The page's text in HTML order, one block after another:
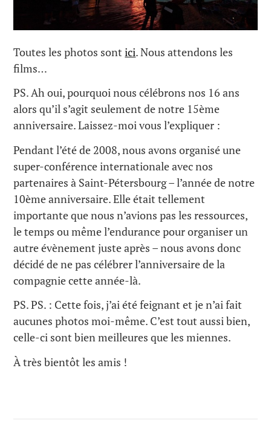
Toutes les photos sontici. Nous attendons les
films…
PS. Ah oui, pourquoi nous célébrons nos 16 ans
alors qu’il s’agit seulement de notre 15ème
anniversaire. Laissez-moi vous l’expliquer :
Pendant l’été de 2008, nous avons organisé une
super-conférence internationale avec nos
partenaires à Saint-Pétersbourg – l’année de notre
10ème anniversaire. Elle était tellement
importante que nous n’avions pas les ressources,
le temps ou même l’endurance pour organiser un
autre évènement juste après – nous avons donc
décidé de ne pas célébrer l’anniversaire de la
compagnie cette année-là.
PS. PS. : Cette fois, j’ai été feignant et je n’ai fait
aucunes photos moi-même. C’est tout aussi bien,
celle-ci sont bien meilleures que les miennes.
À très bientôt les amis !